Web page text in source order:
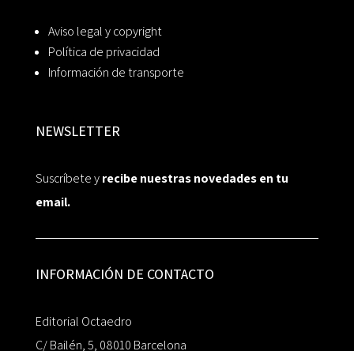
Aviso legal y copyright
Política de privacidad
Información de transporte
NEWSLETTER
Suscríbete yrecibe nuestras novedades en tu
email.
INFORMACIÓN DE CONTACTO
Editorial Octaedro
C/ Bailén, 5, 08010 Barcelona